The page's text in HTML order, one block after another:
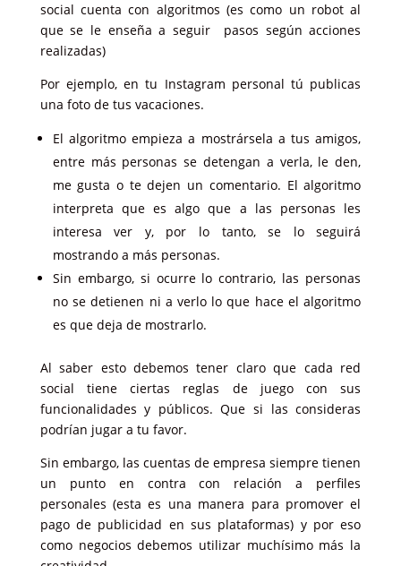
social cuenta con algoritmos (es como un robot al
que se le enseña a seguir pasos según acciones
realizadas)
Por ejemplo, en tu Instagram personal tú publicas
una foto de tus vacaciones.
El algoritmo empieza a mostrársela a tus amigos,
entre más personas se detengan a verla, le den,
me gusta o te dejen un comentario. El algoritmo
interpreta que es algo que a las personas les
interesa ver y, por lo tanto, se lo seguirá
mostrando a más personas.
Sin embargo, si ocurre lo contrario, las personas
no se detienen ni a verlo lo que hace el algoritmo
es que deja de mostrarlo.
Al saber esto debemos tener claro que cada red
social tiene ciertas reglas de juego con sus
funcionalidades y públicos. Que si las consideras
podrían jugar a tu favor.
Sin embargo, las cuentas de empresa siempre tienen
un punto en contra con relación a perfiles
personales (esta es una manera para promover el
pago de publicidad en sus plataformas) y por eso
como negocios debemos utilizar muchísimo más la